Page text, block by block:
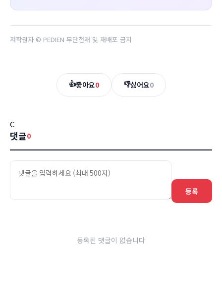
저작권자 © PEDIEN 무단전재 및 재배포 금지
👍좋아요0 👎싫어요0
C
댓글0
등록
등록된 댓글이 없습니다